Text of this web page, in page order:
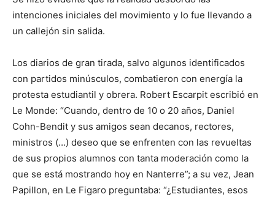
intenciones iniciales del movimiento y lo fue llevando a
un callejón sin salida.
Los diarios de gran tirada, salvo algunos identificados
con partidos minúsculos, combatieron con energía la
protesta estudiantil y obrera. Robert Escarpit escribió en
Le Monde: “Cuando, dentro de 10 o 20 años, Daniel
Cohn-Bendit y sus amigos sean decanos, rectores,
ministros (…) deseo que se enfrenten con las revueltas
de sus propios alumnos con tanta moderación como la
que se está mostrando hoy en Nanterre”; a su vez, Jean
Papillon, en Le Figaro preguntaba: “¿Estudiantes, esos